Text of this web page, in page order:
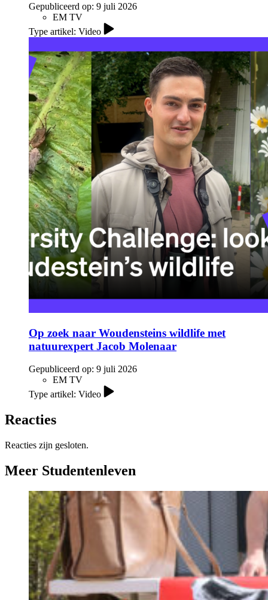
Gepubliceerd op: 9 juli 2026
EM TV
Type artikel: Video
Op zoek naar Woudensteins wildlife met
natuurexpert Jacob Molenaar
Gepubliceerd op: 9 juli 2026
EM TV
Type artikel: Video
Reacties
Reacties zijn gesloten.
Meer Studentenleven